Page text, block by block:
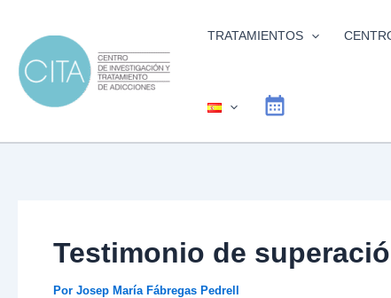
contenido
TRATAMIENTOS
Testimonio de
Por Josep María Fábregas Pedrell